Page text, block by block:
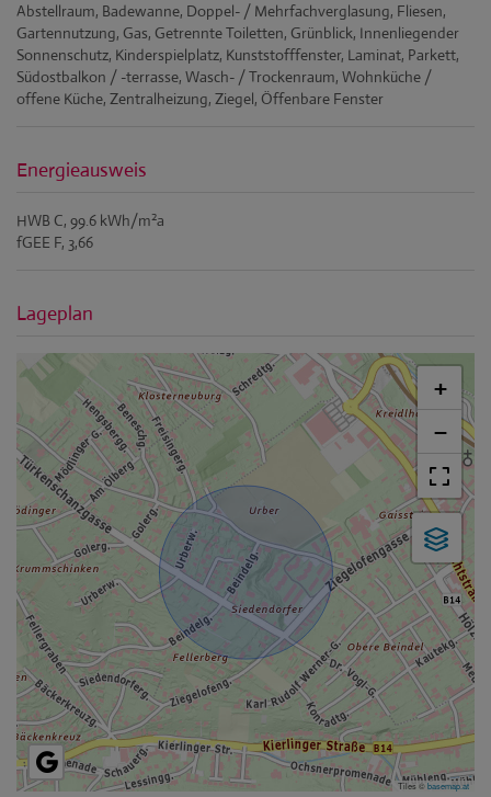
Abstellraum Badewanne Doppel- / Mehrfachverglasung Fliesen
Gartennutzung Gas Getrennte Toiletten Grünblick Innenliegender
Sonnenschutz Kinderspielplatz Kunststofffenster Laminat Parkett
Südostbalkon / -terrasse Wasch- / Trockenraum Wohnküche /
offene Küche Zentralheizung Ziegel Öffenbare Fenster
Energieausweis
HWB C, 99.6 kWh/m2a
fGEE F, 3,66
Lageplan
+
−
Tiles ©basemap.at